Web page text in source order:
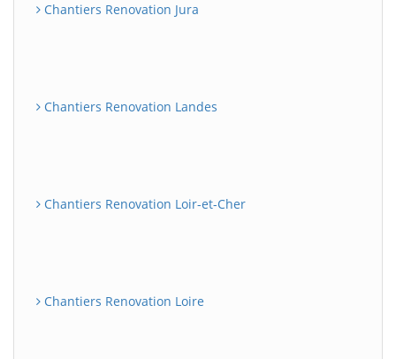
Chantiers Renovation Jura
Chantiers Renovation Landes
Chantiers Renovation Loir-et-Cher
Chantiers Renovation Loire